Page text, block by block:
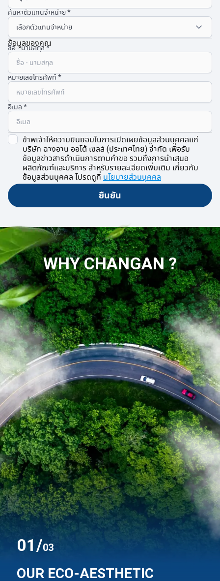
ค้นหาตัวแทนจำหน่าย
ข้อมูลของคุณ
ชื่อ - นามสกุล
หมายเลขโทรศัพท์
อีเมล
ข้าพเจ้าให้ความยินยอมในการเปิดเผยข้อมูลส่วนบุคคลแก่
บริษัท ฉางอาน ออโต้ เซลส์ (ประเทศไทย) จำกัด เพื่อรับ
ข้อมูลข่าวสารดำเนินการตามคำขอ รวมถึงการนำเสนอ
ผลิตภัณฑ์และบริการ สำหรับรายละเอียดเพิ่มเติม เกี่ยวกับ
ข้อมูลส่วนบุคคล โปรดดูที่ นโยบายส่วนบุคคล
ยืนยัน
WHY CHANGAN ?
01/03
OUR ECO-AESTHETIC